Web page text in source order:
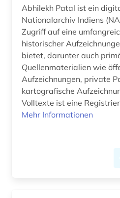
beherbergungsgewerbe tourismus
volkswirtschaft tourismus
behörde (2)
beitrittsstaaten (1)
benchmark (1)
Abhilekh Patal ist ein
Nationalarchiv Indiens
Zugriff auf eine
historischer
bietet, darunter auch
Quellenmaterialien wie
Aufzeichnungen, private
kartografische
Volltexte ist eine
Mehr Informationen